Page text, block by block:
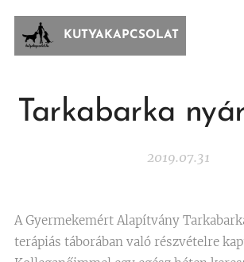
KUTYAKAPCSOLAT
Tarkabarka
2019.07.31
A Gyermekemért Alapítvány
terápiás táborában való részvételre